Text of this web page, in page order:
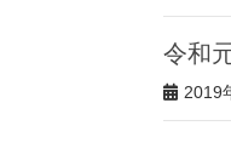
令和
2019